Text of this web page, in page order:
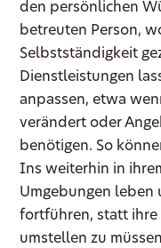
den persönlichen
betreuten Person,
Selbstständigkeit
Dienstleistungen
anpassen, etwa
verändert oder
benötigen. So
Ins weiterhin in
Umgebungen leben
fortführen, statt ihre
umstellen zu